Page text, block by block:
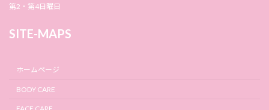
第2・第4日曜日
SITE-MAPS
ホームページ
BODY CARE